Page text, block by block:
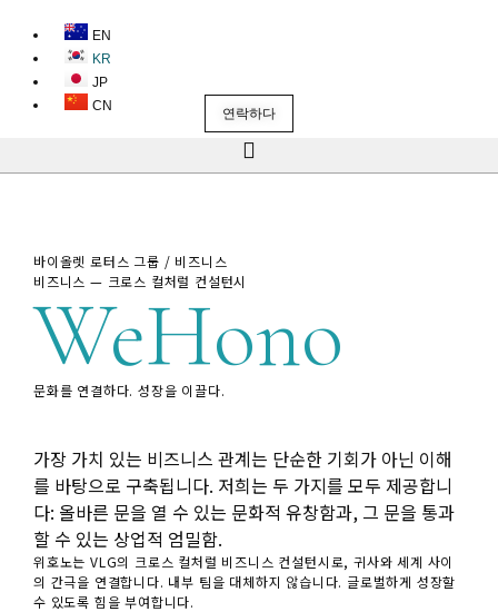
EN
KR
JP
CN
연락하다
바이올렛 로터스 그룹 / 비즈니스
비즈니스 — 크로스 컬처럴 컨설턴시
WeHono
문화를 연결하다. 성장을 이끌다.
가장 가치 있는 비즈니스 관계는 단순한 기회가 아닌 이해
를 바탕으로 구축됩니다. 저희는 두 가지를 모두 제공합니
다: 올바른 문을 열 수 있는 문화적 유창함과, 그 문을 통과
할 수 있는 상업적 엄밀함.
위호노는 VLG의 크로스 컬처럴 비즈니스 컨설턴시로, 귀사와 세계 사이
의 간극을 연결합니다. 내부 팀을 대체하지 않습니다. 글로벌하게 성장할
수 있도록 힘을 부여합니다.